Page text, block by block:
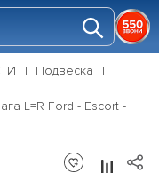
Подвеска
L=R Ford - Escort -